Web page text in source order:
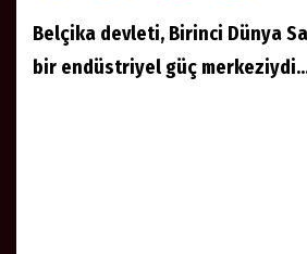
Belçika devleti, Birinci Dünya
bir endüstriyel güç